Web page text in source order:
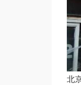
北